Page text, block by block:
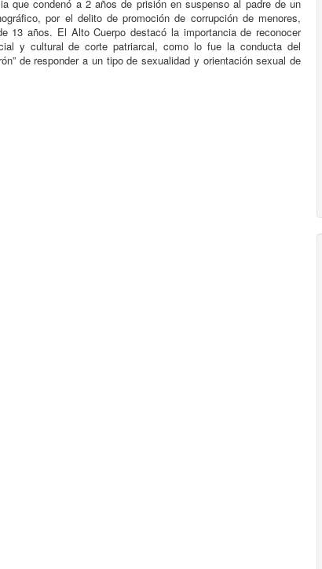
que condenó a 2 años de prisión en suspenso al padre de un
por el delito de promoción de corrupción de menores,
años. El Alto Cuerpo destacó la importancia de reconocer
y cultural de corte patriarcal, como lo fue la conducta del
de responder a un tipo de sexualidad y orientación sexual de